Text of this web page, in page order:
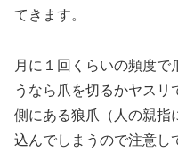
てきます。
月に１回くらいの頻度で
うなら爪を切るかヤス
側にある狼爪（人の親指
込んでしまうので注意し